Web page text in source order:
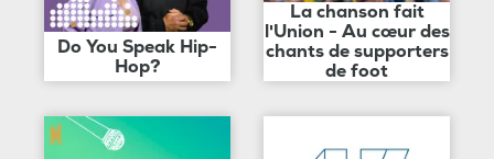
Do You Speak Hip-
Hop?
La chanson fait
l'Union - Au cœur des
chants de supporters
de foot